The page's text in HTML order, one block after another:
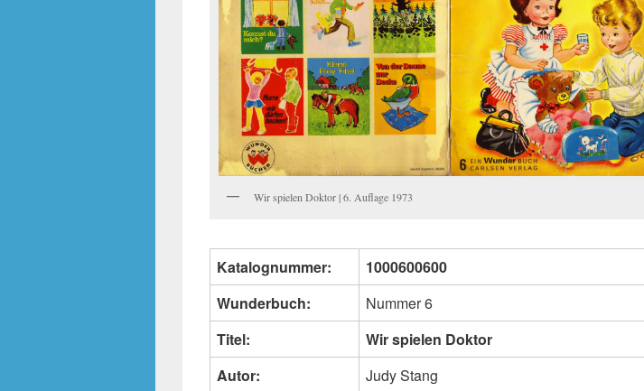
Wir spielen Doktor | 6. Auflage 1973
Katalognummer:
1000600600
Wunderbuch:
Nummer 6
Titel:
Wir spielen Doktor
Autor:
Judy Stang